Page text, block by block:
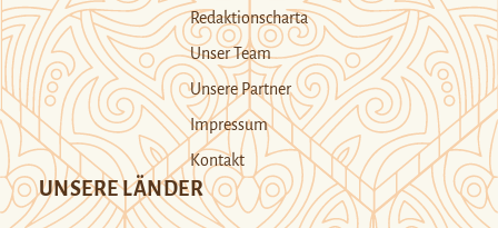
Redaktionscharta
Unser Team
Unsere Partner
Impressum
Kontakt
UNSERE LÄNDER